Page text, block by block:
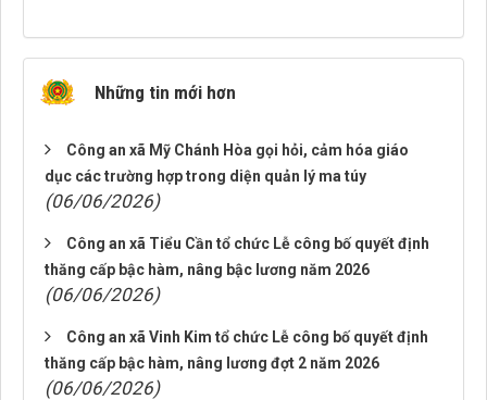
Những tin mới hơn
Công an xã Mỹ Chánh Hòa gọi hỏi, cảm hóa giáo
dục các trường hợp trong diện quản lý ma túy
(06/06/2026)
Công an xã Tiểu Cần tổ chức Lễ công bố quyết định
thăng cấp bậc hàm, nâng bậc lương năm 2026
(06/06/2026)
Công an xã Vinh Kim tổ chức Lễ công bố quyết định
thăng cấp bậc hàm, nâng lương đợt 2 năm 2026
(06/06/2026)